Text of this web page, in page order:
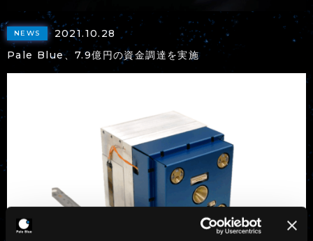
NEWS
2021.10.28
Pale Blue、7.9億円の資金調達を実施